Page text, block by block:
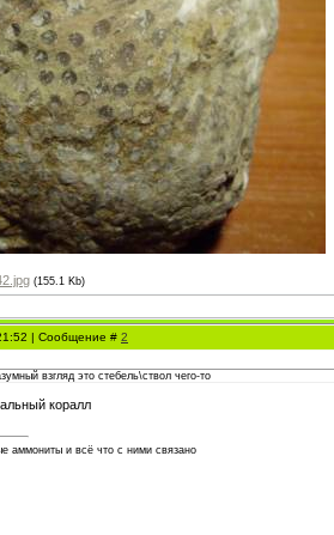
(155.1 Kb)
| Сообщение # 2
взгляд это стебель\ствол чего-то
коралл
аммониты и всё что с ними связано